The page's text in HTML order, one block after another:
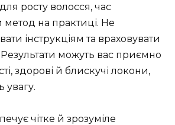
росту волосся, час
на практиці. Не
інструкціям та враховувати
Результати можуть вас приємно
здорові й блискучі локони,
увагу.
чітке й зрозуміле